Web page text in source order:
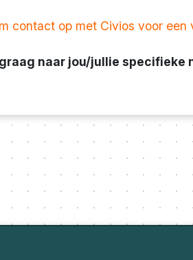
contact op met Civios voor een
naar jou/jullie specifieke